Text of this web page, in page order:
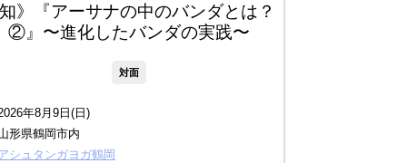
》『アーサナの中のバンダとは？
②』〜進化したバンダの実践〜
対面
年8月9日(日)
形県鶴岡市内
シュタンガヨガ鶴岡